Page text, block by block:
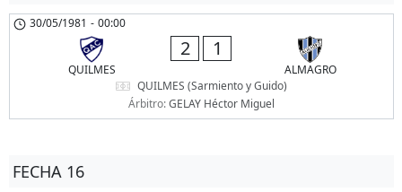
30/05/1981 - 00:00
QUILMES
2 1
ALMAGRO
QUILMES (Sarmiento y Guido)
Árbitro:GELAY Héctor Miguel
FECHA 16